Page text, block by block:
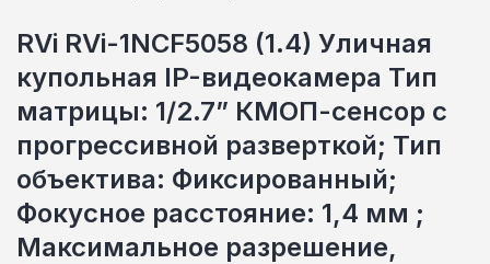
RVi RVi-1NCF5058 (1.4) Уличная
купольная IP-видеокамера Тип
матрицы: 1/2.7” КМОП-сенсор с
прогрессивной разверткой; Тип
объектива: Фиксированный;
Фокусное расстояние: 1,4 мм ;
Максимальное разрешение,